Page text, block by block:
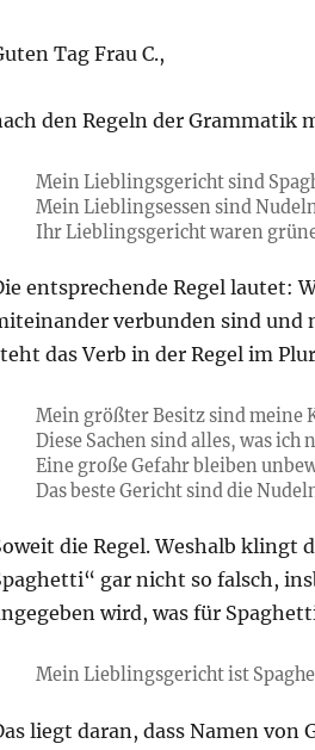
Tag Frau C.,
den Regeln der Grammatik
Mein Lieblingsgericht sind
Mein Lieblingsessen sind
Ihr Lieblingsgericht waren
entsprechende Regel lautet:
verbunden sind und
das Verb in der Regel im
Mein größter Besitz sind meine
Diese Sachen sind alles, was ich
Eine große Gefahr bleiben
Das beste Gericht sind die
die Regel. Weshalb
gar nicht so falsch,
wird, was für
Mein Lieblingsgericht ist
liegt daran, dass Namen von